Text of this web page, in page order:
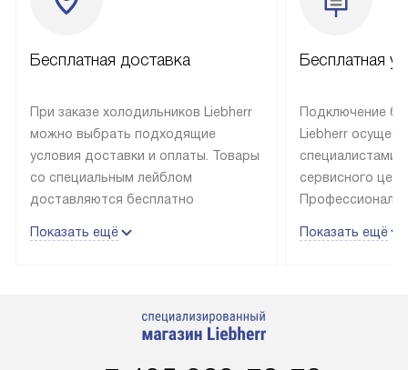
Бесплатная доставка
При заказе холодильников Liebherr
можно выбрать подходящие
условия доставки и оплаты. Товары
со специальным лейблом
доставляются бесплатно
до подъезда, выезд за МКАД
в течение трех дней. Доставка
Показать ещё
Бесплатная
Подключение
Liebherr
специалистами
сервисного
эксплуатации
Показать ещё